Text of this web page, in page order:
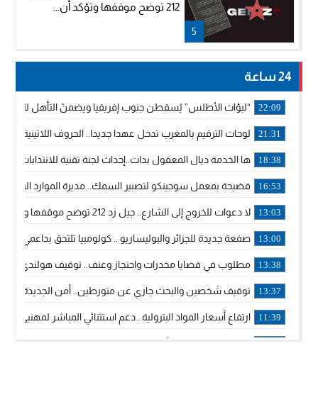
5
212 توضح موقفها وتؤكد أن...
24 ساعة
22:09 “لبؤات الأطلس” يُسقطن جنوب إفريقيا ويضمنّ التأهل
21:31 لوحات الترقيم بالمغرب تدخل عهدا جديدا.. الحروف اللاتينية
18:38 ها الخدمة ديال المعقول بدات..إحداث لجنة تقنية للانتدابات
16:53 فضيحة بمعمل سوجينكو لتصبير السمك.. مديرة الموارد
13:03 لا دعوات للخروج إلى الشارع.. جيل زد 212 توضح موقفها وتؤكد أن المنشورات المنسوبة إليها لا تمثل موقفها الرسمي.
13:00 صفعة جديدة للجزائر والبوليساريو .. كولومبيا تلتحق بداعمي
13:38 مطلوب في قضايا مخدرات واحتجاز وعنف.. توقيف هولندي
13:37 توقيف شخصين والبحث جاري عن متورطين.. أمن الجديدة يفك
11:39 ارتفاع أسعار المواد البترولية.. دعم استثنائي المباشر لمهنيي